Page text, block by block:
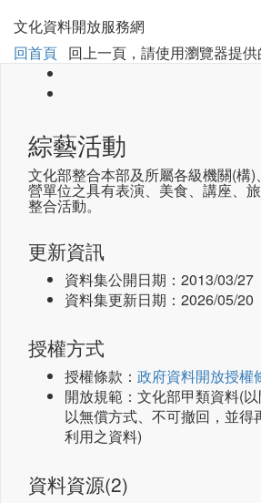
文化資料開放服務網
回首頁 回上一頁，請使用瀏覽器提
綜藝活動
文化部整合本部及所屬各級機關(構
營單位之具有表演、美食、講座、
整合活動。
更新資訊
資料集公開日期： 2013/03/27
資料集更新日期： 2026/05/20
授權方式
授權條款： 政府資料開放授權
開放規範：文化部甲類資料(
以無償方式、不可撤回，並得
利用之資料)
資料資源(2)